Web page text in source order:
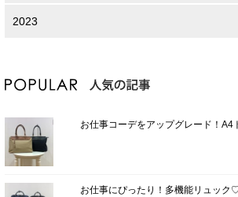
2023
お仕事コーデをアップグレード！
お仕事にぴったり！多機能リュック